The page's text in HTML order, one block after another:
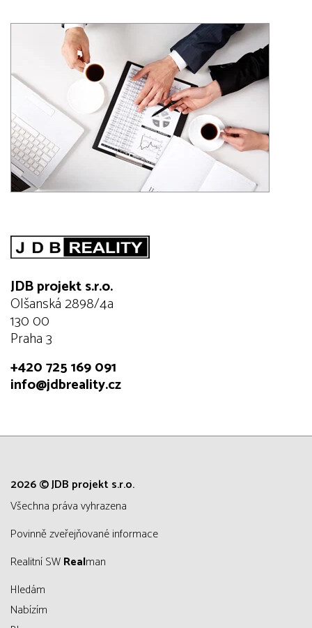
JDB projekt s.r.o.
Olšanská 2898/4a
130 00
Praha 3
+420 725 169 091
info@jdbreality.cz
2026 © JDB projekt s.r.o.
všechna práva vyhrazena
Povinně zveřejňované informace
Realitní SWRealman
Hledám
Nabízím